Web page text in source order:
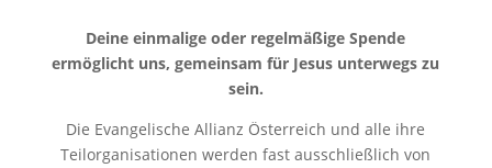
Deine einmalige oder regelmäßige Spende
ermöglicht uns, gemeinsam für Jesus unterwegs zu
sein.
Die Evangelische Allianz Österreich und alle ihre
Teilorganisationen werden fast ausschließlich von